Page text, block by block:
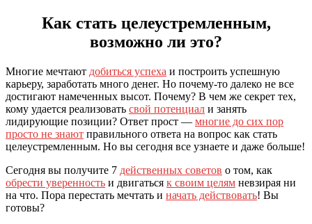
Как стать целеустремленным,
возможно ли это?
Многие мечтают добиться успеха и построить успешную
карьеру, заработать много денег. Но почему-то далеко не все
достигают намеченных высот. Почему? В чем же секрет тех,
кому удается реализовать свой потенциал и занять
лидирующие позиции? Ответ прост — многие до сих пор
просто не знают правильного ответа на вопрос как стать
целеустремленным. Но вы сегодня все узнаете и даже больше!
Сегодня вы получите 7 действенных советов о том, как
обрести уверенность и двигаться к своим целям невзирая ни
на что. Пора перестать мечтать и начать действовать! Вы
готовы?